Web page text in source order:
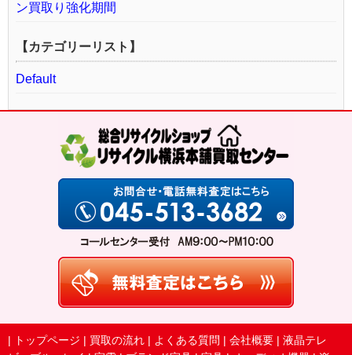
ン買取り強化期間
【カテゴリーリスト】
Default
| トップページ | 買取の流れ | よくある質問 | 会社概要 | 液晶テレ